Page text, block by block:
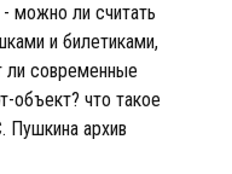
можно ли считать
и билетиками,
ли современные
объект? что такое
архив